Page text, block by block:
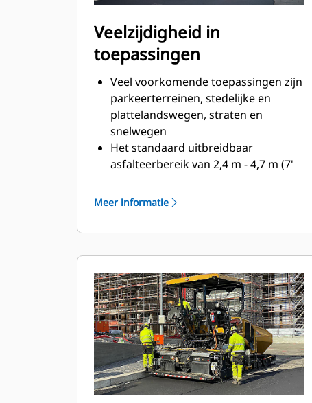
Veelzijdigheid in
toepassingen
Veel voorkomende toepassingen zijn
parkeerterreinen, stedelijke en
plattelandswegen, straten en
snelwegen
Het standaard uitbreidbaar
asfalteerbereik van 2,4 m - 4,7 m (7'
en goede prestaties bij het wijzigen
De transportbreedte van 3,0 m (9.8')
eindpoorten aan beide zijden
Eenvoudige, aanboutbare extenders
zorgen voor een maximale
asfalteerbreedte van 6,0 m (19' 8")
Het loopplatform met een hoogte
van 127 mm (5") biedt de
mogelijkheid om dichtbij
stoepranden en andere obstakels te
Meer informatie